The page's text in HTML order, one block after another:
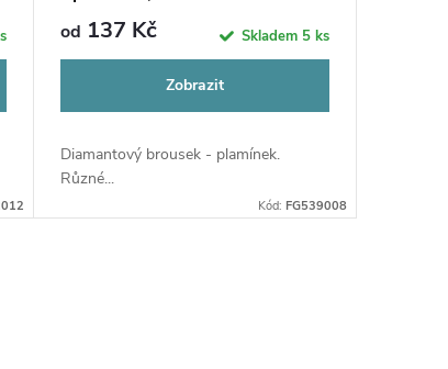
od 137 Kč Skladem 5 ks
Zobrazit
Diamantový brousek - plamínek.
Různé...
Kód: FG539008